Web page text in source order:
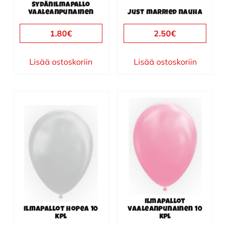
Sydänilmapallo
vaaleanpunainen
1.80€
Lisää ostoskoriin
Just married nauha
2.50€
Lisää ostoskoriin
Ilmapallot hopea 10
kpl
Ilmapallot
vaaleanpunainen 10
kpl